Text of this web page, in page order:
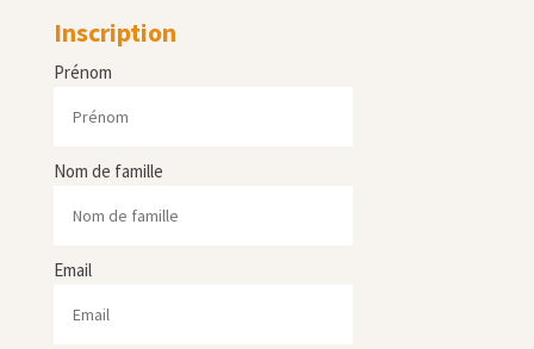
Inscription
Prénom
Nom de famille
Email